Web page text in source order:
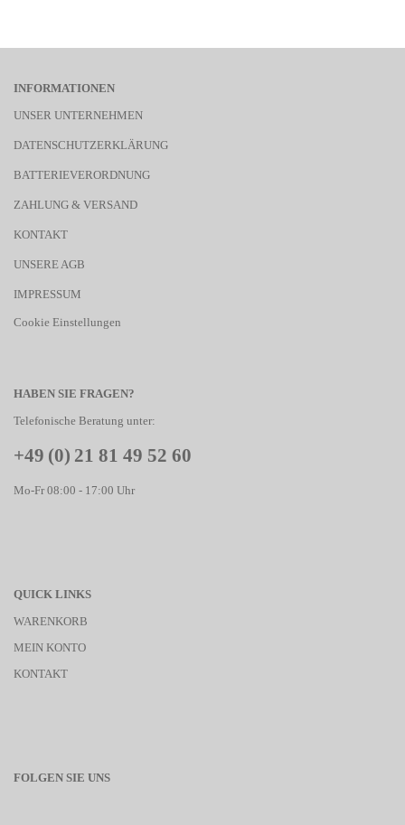
INFORMATIONEN
UNSER UNTERNEHMEN
DATENSCHUTZERKLÄRUNG
BATTERIEVERORDNUNG
ZAHLUNG & VERSAND
KONTAKT
UNSERE AGB
IMPRESSUM
Cookie Einstellungen
HABEN SIE FRAGEN?
Telefonische Beratung unter:
+49 (0) 21 81 49 52 60
Mo-Fr 08:00 - 17:00 Uhr
QUICK LINKS
WARENKORB
MEIN KONTO
KONTAKT
FOLGEN SIE UNS